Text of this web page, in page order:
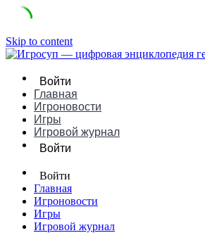
Skip to content
Войти
Главная
Игроновости
Игры
Игровой журнал
Войти
Войти
Главная
Игроновости
Игры
Игровой журнал